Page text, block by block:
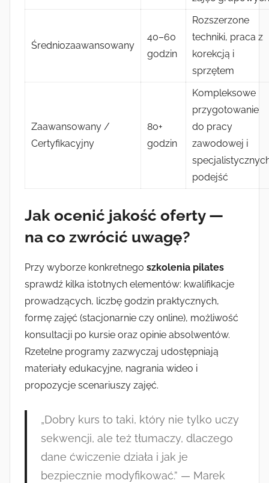
Średniozaawansowany
40–60
godzin
Rozszerzone
techniki, praca z
korekcją i
sprzętem
Zaawansowany /
Certyfikacyjny
80+
godzin
Kompleksowe
przygotowanie
do pracy
zawodowej i
podejść
Jak ocenić jakość oferty —
na co zwrócić uwagę?
Przy wyborze konkretnego szkolenia pilates
sprawdź kilka istotnych elementów: kwalifikacje
prowadzących, liczbę godzin praktycznych,
formę zajęć (stacjonarnie czy online), możliwość
konsultacji po kursie oraz opinie absolwentów.
Rzetelne programy zazwyczaj udostępniają
materiały edukacyjne, nagrania wideo i
propozycje scenariuszy zajęć.
„Dobry kurs to taki, który nie tylko uczy
sekwencji, ale też tłumaczy, dlaczego
dane ćwiczenie działa i jak je
bezpiecznie modyfikować.” — Marek